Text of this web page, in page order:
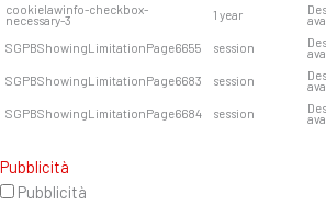
cookielawinfo-checkbox-
necessary-3 1 year
SGPBShowingLimitationPage6655
session
SGPBShowingLimitationPage6683
session
SGPBShowingLimitationPage6684
session
Pubblicità
Pubblicità